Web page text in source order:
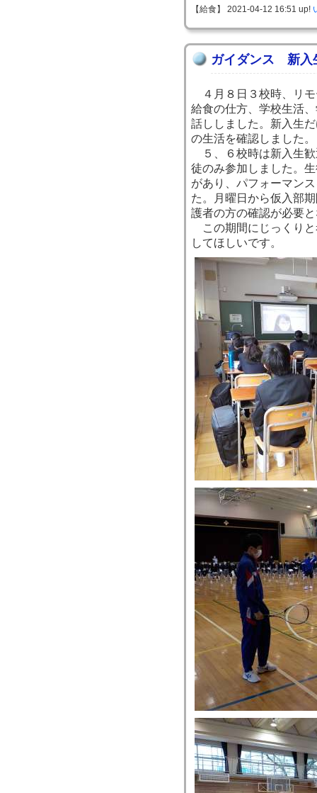
【給食】 2021-04-12 16:51 up!
ガイダンス 新入
４月８日３校時、リモ
給食の仕方、学校生活
話ししました。新入生
の生活を確認しました。
５、６校時は新入生歓
徒のみ参加しました。
があり、パフォーマン
た。月曜日から仮入部
護者の方の確認が必要
この期間にじっくりと
してほしいです。